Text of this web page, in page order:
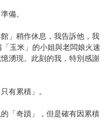
備。
」稍作休息，我告訴他，我
玉米」的小姐與老闆娘火速
湧現。此刻的我，特別感謝
有累積」。
「奇蹟」，但是確有因累積